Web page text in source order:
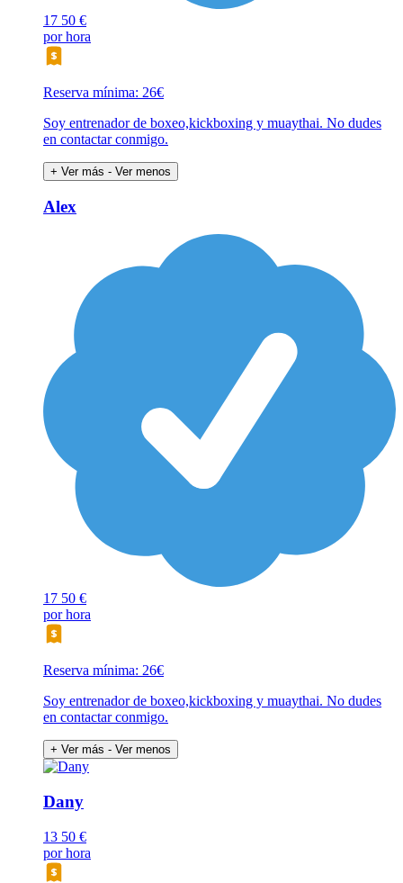
17 50 €
por hora
Reserva mínima: 26€
Soy entrenador de boxeo,kickboxing y muaythai. No dudes
en contactar conmigo.
+ Ver más - Ver menos
Alex
17 50 €
por hora
Reserva mínima: 26€
Soy entrenador de boxeo,kickboxing y muaythai. No dudes
en contactar conmigo.
+ Ver más - Ver menos
Dany
13 50 €
por hora